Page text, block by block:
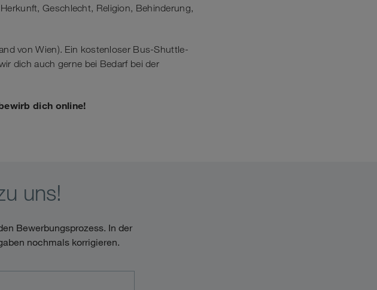
Geschlecht, Religion, Behinderung,
von Wien). Ein kostenloser Bus-Shuttle-
dich auch gerne bei Bedarf bei der
dich online!
uns!
Bewerbungsprozess. In der
nochmals korrigieren.